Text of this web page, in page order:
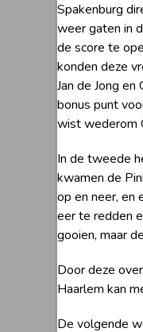
Spakenburg
weer gaten in
de score te
konden deze
Jan de Jong
bonus punt
wist wederom
In de tweede
kwamen de
op en neer, en
eer te redden
gooien, maar
Door deze
Haarlem kan
De volgende